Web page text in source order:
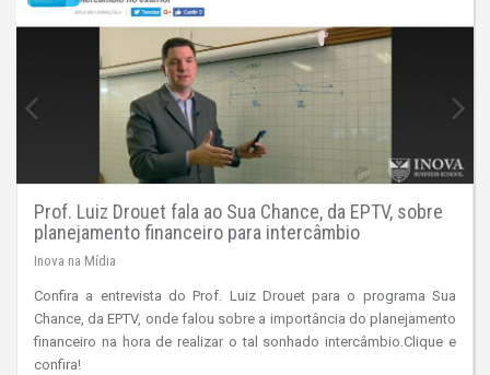
Prof. Luiz Drouet fala ao Sua Chance, da EPTV, sobre
planejamento financeiro para intercâmbio
Inova na Mídia
Confira a entrevista do Prof. Luiz Drouet para o programa Sua
Chance, da EPTV, onde falou sobre a importância do planejamento
financeiro na hora de realizar o tal sonhado intercâmbio.Clique e
confira!